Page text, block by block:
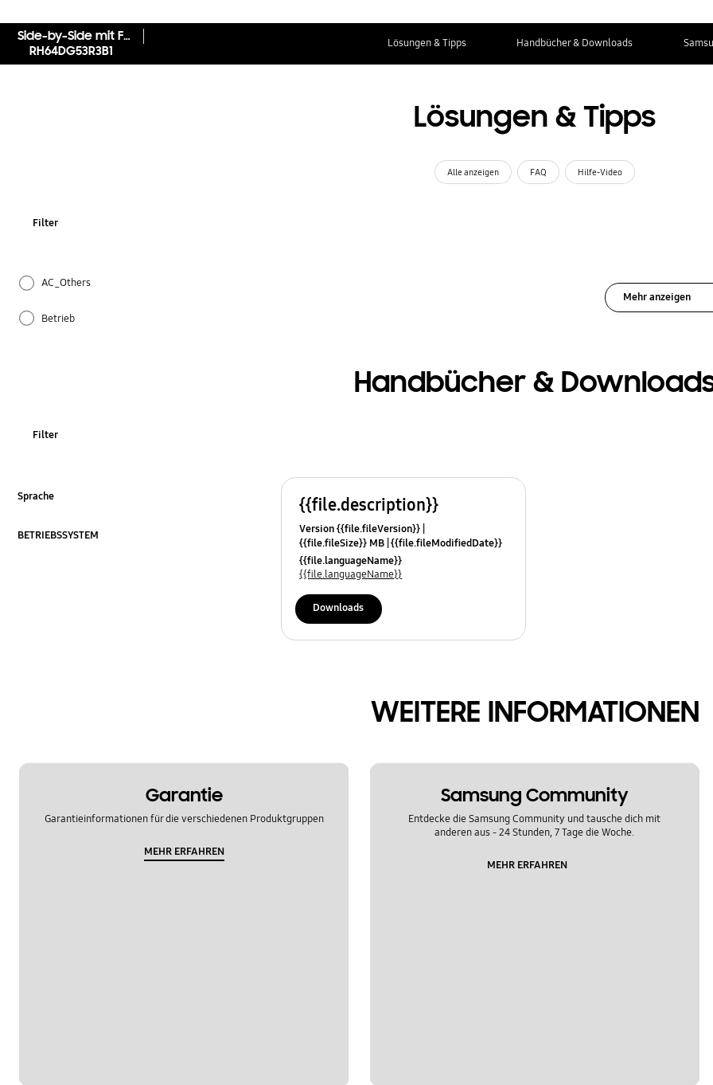
Side-by-Side mit Food Showcase-Tür und Wassertank, 628 ℓ
RH64DG53R3B1
Lösungen & Tipps Handbücher & Downloads
Lösungen & Tipps
Alle anzeigen FAQ Hilfe-Video
Filter
AC_Others
Betrieb
Installation / Wasseranschluss
Installation & Inbetriebnahme
Mehr anzeigen
Handbücher &
Filter
Sprache
BETRIEBSSYSTEM
{{file.description}}
Version {{file.fileVersion}}
{{file.fileSize}} MB {{file.fileModifiedDate}}
{{file.osNames}}
{{file.languageName}}
{{file.languageName}}
Downloads
WEITERE INFORMATIONEN
Garantie
Garantieinformationen für die verschiedenen Produktgruppen
MEHR ERFAHREN
Samsung Community
Entdecke die Samsung Community und tausche dich mit
anderen aus - 24 Stunden, 7 Tage die Woche.
MEHR ERFAHREN